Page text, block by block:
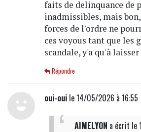
faits de delinquance de
inadmissibles, mais
forces de l'ordre ne
ces voyous tant que les
scandale, y'a qu'à
Répondre
oui-ouile 14/05/2026 à 16:55
AIMELYON a écrit le